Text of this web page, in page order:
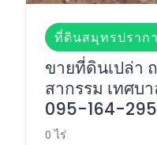
ที่ดินสมุทรปราก
ขายที่ดินเปล่า
สากรรม เทศบ
095-164-
0 ไร่